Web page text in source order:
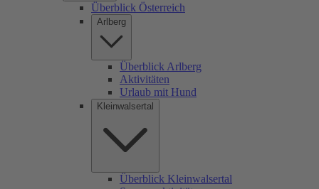
Überblick Österreich
Arlberg
Überblick Arlberg
Aktivitäten
Urlaub mit Hund
Kleinwalsertal
Überblick Kleinwalsertal